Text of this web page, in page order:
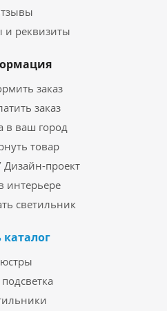
и реквизиты
заказ
заказ
в ваш город
товар
проект
интерьере
светильник
каталог